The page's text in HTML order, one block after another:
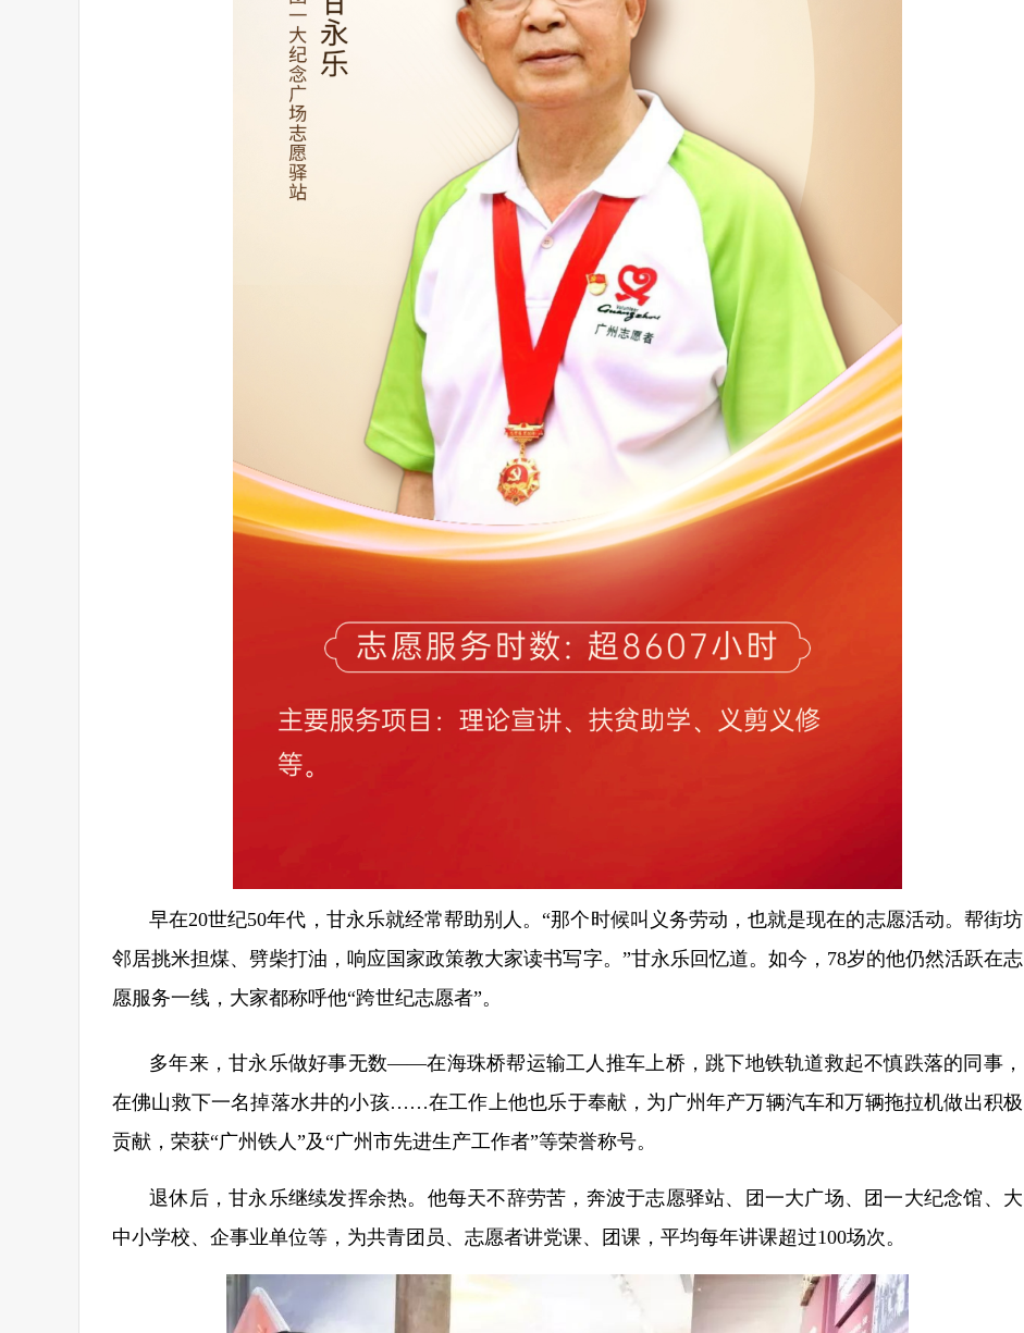
早在20世纪50年代，甘永乐就经常帮助别人。“那个时候叫义务劳动，也就是现在的志愿活动。帮街坊
邻居挑米担煤、劈柴打油，响应国家政策教大家读书写字。”甘永乐回忆道。如今，78岁的他仍然活跃在志
愿服务一线，大家都称呼他“跨世纪志愿者”。
多年来，甘永乐做好事无数——在海珠桥帮运输工人推车上桥，跳下地铁轨道救起不慎跌落的同事，
在佛山救下一名掉落水井的小孩……在工作上他也乐于奉献，为广州年产万辆汽车和万辆拖拉机做出积极
贡献，荣获“广州铁人”及“广州市先进生产工作者”等荣誉称号。
退休后，甘永乐继续发挥余热。他每天不辞劳苦，奔波于志愿驿站、团一大广场、团一大纪念馆、大
中小学校、企事业单位等，为共青团员、志愿者讲党课、团课，平均每年讲课超过100场次。
2025年第6期 2025年第5期
2025年第4期 2025年第3期
2025年第2期 2025年第1期
2024年第12期 2024年第11期
2026年第6期